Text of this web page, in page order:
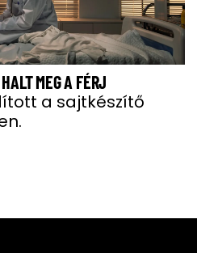
MEG A FÉRJ
a sajtkészítő